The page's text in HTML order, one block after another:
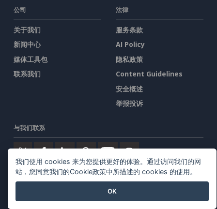
公司
关于我们
新闻中心
媒体工具包
联系我们
法律
服务条款
AI Policy
隐私政策
Content Guidelines
安全概述
举报投诉
与我们联系
特色产品
我们使用 cookies 来为您提供更好的体验。通过访问我们的网
站，您同意我们的Cookie政策中所描述的 cookies 的使用。
OK